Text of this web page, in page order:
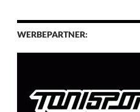
WERBEPARTNER: